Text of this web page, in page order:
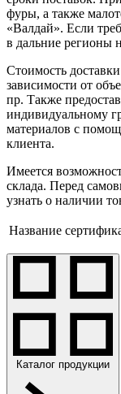
фуры, а также
«Валдай». Если
в дальние регионы
Стоимость
зависимости от
пр. Также
индивидуальному
материалов с
клиента.
Имеется
склада. Перед
узнать о наличии
Название
Каталог продукции